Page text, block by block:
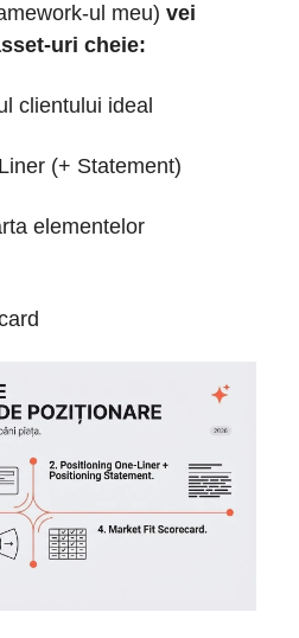
ul meu) vei
uri cheie:
clientului ideal
(+ Statement)
elementelor